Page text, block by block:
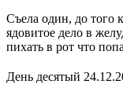
Съела один, до того
ядовитое дело в
пихать в рот что
День десятый